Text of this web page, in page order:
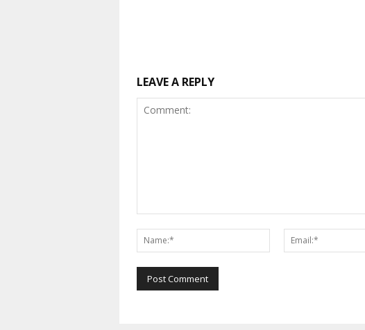
LEAVE A REPLY
Name:*